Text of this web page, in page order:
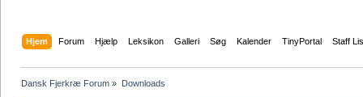
Hjem Forum Hjælp Leksikon Galleri Søg Kalender TinyPortal Staff
Dansk Fjerkræ Forum » Downloads